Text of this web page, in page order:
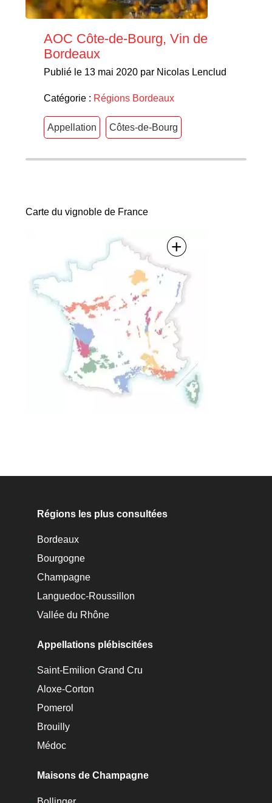
AOC Côte-de-Bourg, Vin de
Bordeaux
Publié le 13 mai 2020 par Nicolas Lenclud
Catégorie : Régions Bordeaux
Appellation Côtes-de-Bourg
Carte du vignoble de France
+
Régions les plus consultées
Bordeaux
Bourgogne
Champagne
Languedoc-Roussillon
Vallée du Rhône
Appellations plébiscitées
Saint-Emilion Grand Cru
Aloxe-Corton
Pomerol
Brouilly
Médoc
Maisons de Champagne